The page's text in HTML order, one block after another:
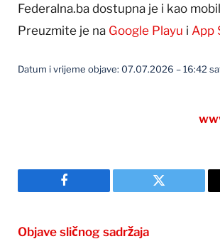
Federalna.ba dostupna je i kao
Preuzmite je na Google Playu i App
Datum i vrijeme objave: 07.07.2026 – 16:42
Facebook Twitter
Objave sličnog sadržaja